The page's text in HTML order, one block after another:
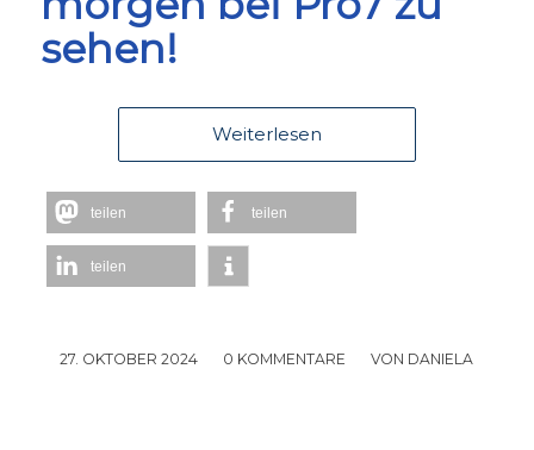
sehen!
Weiterlesen
teilen teilen
teilen
27. OKTOBER 2024
/ 0 KOMMENTARE
/ VON DANIELA